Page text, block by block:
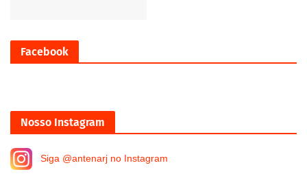
Facebook
Nosso Instagram
Siga @antenarj no Instagram